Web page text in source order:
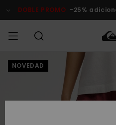
del
DOBLE PROMO -25%
HOMBRE
Envio
NOVEDAD